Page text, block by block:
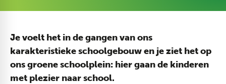
Je voelt het in de gangen van ons
karakteristieke schoolgebouw en je ziet het op
ons groene schoolplein: hier gaan de kinderen
met plezier naar school.